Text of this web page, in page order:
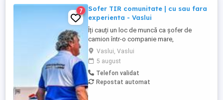
7
Sofer TIR comunitate | cu sau fara
experienta - Vaslui
Îți cauți un loc de muncă ca șofer de
camion într-o companie mare,
internațională și stabilă? Atunci vino în
echipa Heisterkamp! Angajăm șoferi cu
sau fără experiență și echipaje pentru
transport internațional. Beneficii: training
de inițiere la începutul activității în cadrul
Vaslui, Vaslui
5 august
Telefon validat
Repostat automat